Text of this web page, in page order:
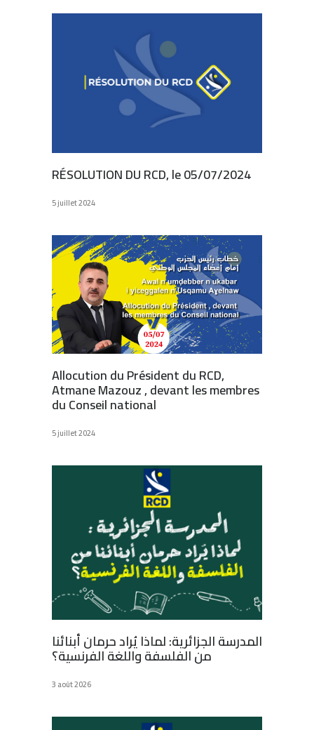
RÉSOLUTION DU RCD, le 05/07/2024
5 juillet 2024
Allocution du Président du RCD,
Atmane Mazouz , devant les membres
du Conseil national
5 juillet 2024
المدرسة الجزائرية: لماذا يُراد حرمان أبنائنا
من الفلسفة واللغة الفرنسية؟
3 août 2026